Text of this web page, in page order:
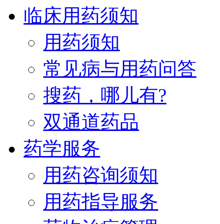
临床用药须知
用药须知
常见病与用药问答
搜药，哪儿有?
双通道药品
药学服务
用药咨询须知
用药指导服务